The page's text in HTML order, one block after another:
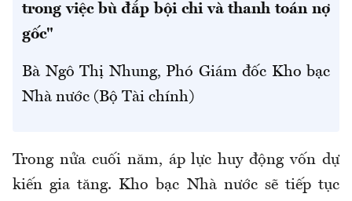
trong việc bù đắp bội chi và thanh toán nợ
gốc"
Bà Ngô Thị Nhung, Phó Giám đốc Kho bạc
Nhà nước (Bộ Tài chính)
Trong nửa cuối năm, áp lực huy động vốn dự
kiến gia tăng. Kho bạc Nhà nước sẽ tiếp tục